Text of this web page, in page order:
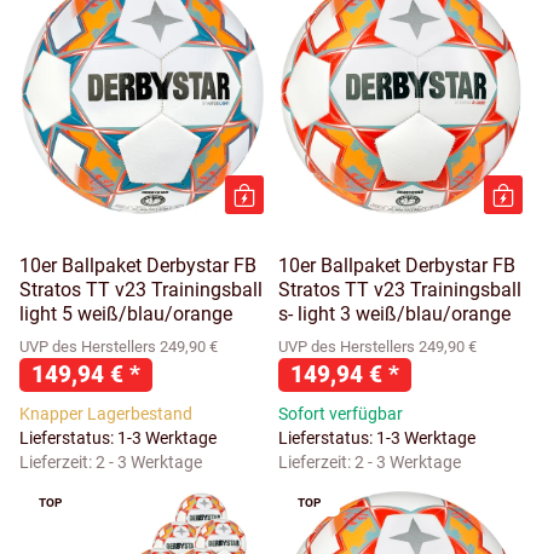
10er Ballpaket Derbystar FB
Stratos TT v23 Trainingsball
light 5 weiß/blau/orange
UVP des Herstellers 249,90 €
149,94 € *
Knapper Lagerbestand
Lieferstatus: 1-3 Werktage
Lieferzeit:2 - 3 Werktage
10er Ballpaket Derbystar FB
Stratos TT v23 Trainingsball
s- light 3 weiß/blau/orange
UVP des Herstellers 249,90 €
149,94 € *
Sofort verfügbar
Lieferstatus: 1-3 Werktage
Lieferzeit:2 - 3 Werktage
TOP TOP